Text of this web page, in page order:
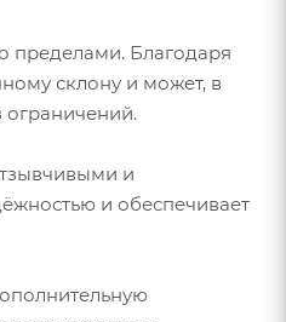
пределами. Благодаря
склону и может, в
ограничений.
и
и обеспечивает